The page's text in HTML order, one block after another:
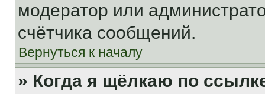
модератор или
счётчика сообщений.
Вернуться к началу
» Когда я щёлкаю по